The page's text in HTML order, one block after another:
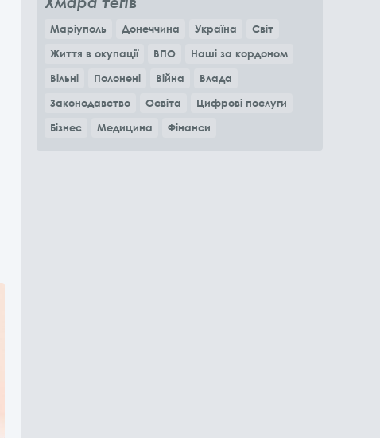
Маріуполь Донеччина Україна
Світ
Життя в окупації
ВПО
Наші за кордоном
Вільні
Полонені Війна
Влада
Законодавство
Освіта
Цифрові послуги
Бізнес
Медицина Фінанси